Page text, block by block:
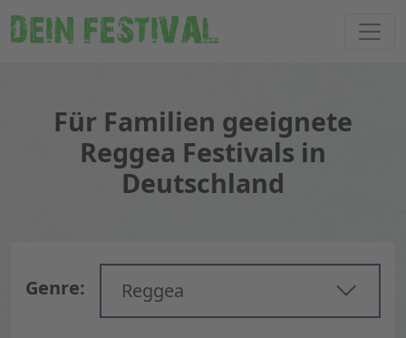
DEIN FESTIVAL
Für Familien geeignete
Reggea Festivals in
Deutschland
Genre: Reggea